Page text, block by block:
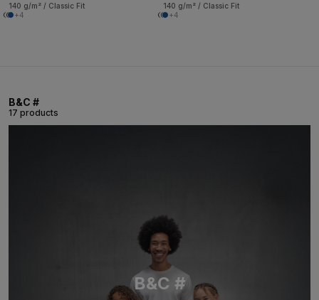
140 g/m² / Classic Fit
+4
140 g/m² / Classic Fit
+4
B&C #
17 products
B&C #